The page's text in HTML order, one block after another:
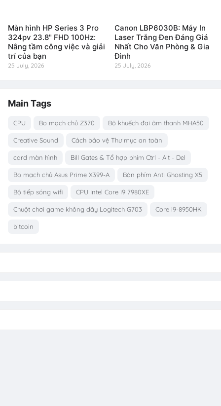
Màn hình HP Series 3 Pro
324pv 23.8" FHD 100Hz:
Nâng tầm công việc và giải
trí của bạn
25 July, 2026
Canon LBP6030B: Máy In
Laser Trắng Đen Đáng Giá
Nhất Cho Văn Phòng & Gia
Đình
25 July, 2026
Main Tags
CPU Bo mạch chủ Z370 Bộ khuếch đại âm thanh MHA50
Creative Sound Cách bảo vệ Thư mục an toàn
card màn hình Bill Gates & Tổ hợp phím Ctrl - Alt - Del
Bo mạch chủ Asus Prime X399-A Bàn phím Anti Ghosting X5
Bộ tiếp sóng wifi CPU Intel Core i9 7980XE
Chuột chơi game không dây Logitech G703 Core i9-8950HK
bitcoin